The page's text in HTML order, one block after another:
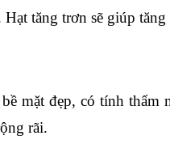
tăng trơn sẽ giúp
mặt đẹp, có tính
rãi.